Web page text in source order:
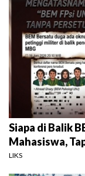
Siapa di Balik
Mahasiswa,
LIKS